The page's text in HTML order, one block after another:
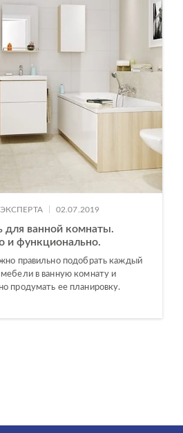
02.07.2019
для ванной комнаты.
и функционально.
правильно подобрать каждый
в ванную комнату и
продумать ее планировку.